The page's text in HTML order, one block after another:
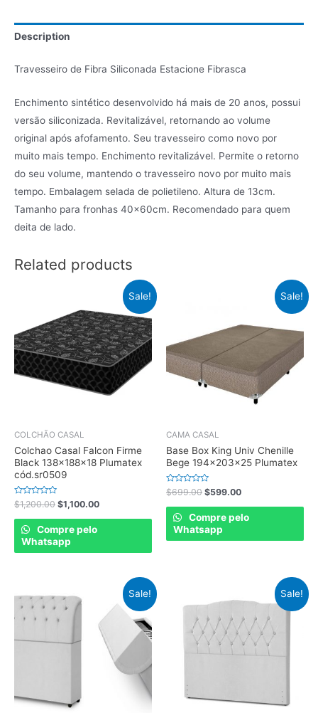
Description
Travesseiro de Fibra Siliconada Estacione Fibrasca
Enchimento sintético desenvolvido há mais de 20 anos, possui
versão siliconizada. Revitalizável, retornando ao volume
original após afofamento. Seu travesseiro como novo por
muito mais tempo. Enchimento revitalizável. Permite o retorno
do seu volume, mantendo o travesseiro novo por muito mais
tempo. Embalagem selada de polietileno. Altura de 13cm.
Tamanho para fronhas 40x60cm. Recomendado para quem
deita de lado.
Related products
Sale!
COLCHÃO CASAL
Colchao Casal Falcon Firme
Black 138x188x18 Plumatex
cód.sr0509
Rated
0
out
$1,200.00 $1,100.00
Compre pelo
Whatsapp
Sale!
CAMA CASAL
Base Box King Univ Chenille
Bege 194x203x25 Plumatex
Rated
0
out
$699.00 $599.00
Compre pelo
Whatsapp
Sale! Sale!